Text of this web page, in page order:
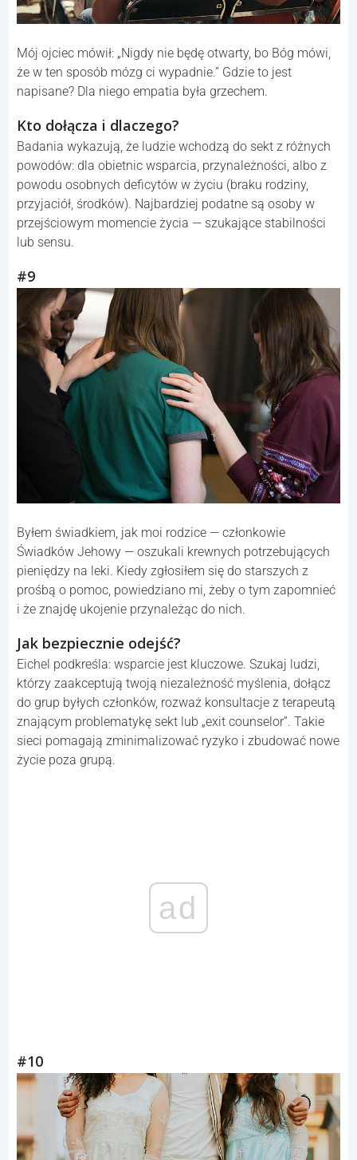
Mój ojciec mówił: „Nigdy nie będę otwarty, bo Bóg mówi,
że w ten sposób mózg ci wypadnie.” Gdzie to jest
napisane? Dla niego empatia była grzechem.
Kto dołącza i dlaczego?
Badania wykazują, że ludzie wchodzą do sekt z różnych
powodów: dla obietnic wsparcia, przynależności, albo z
powodu osobnych deficytów w życiu (braku rodziny,
przyjaciół, środków). Najbardziej podatne są osoby w
przejściowym momencie życia — szukające stabilności
lub sensu.
#9
Byłem świadkiem, jak moi rodzice — członkowie
Świadków Jehowy — oszukali krewnych potrzebujących
pieniędzy na leki. Kiedy zgłosiłem się do starszych z
prośbą o pomoc, powiedziano mi, żeby o tym zapomnieć
i że znajdę ukojenie przynależąc do nich.
Jak bezpiecznie odejść?
Eichel podkreśla: wsparcie jest kluczowe. Szukaj ludzi,
którzy zaakceptują twoją niezależność myślenia, dołącz
do grup byłych członków, rozważ konsultacje z terapeutą
znającym problematykę sekt lub „exit counselor”. Takie
sieci pomagają zminimalizować ryzyko i zbudować nowe
życie poza grupą.
ad
#10